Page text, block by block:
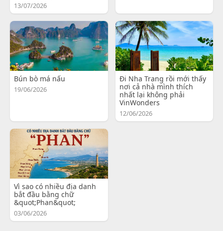
13/07/2026
Bún bò má nấu
19/06/2026
Đi Nha Trang rồi mới thấy
nơi cả nhà mình thích
nhất lại không phải
VinWonders
12/06/2026
Vì sao có nhiều địa danh
bắt đầu bằng chữ
&quot;Phan&quot;
03/06/2026